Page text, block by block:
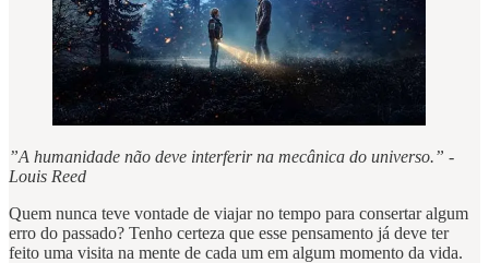
⁠”A humanidade não deve interferir na mecânica do universo.” -
Louis Reed
Quem nunca teve vontade de viajar no tempo para consertar algum
erro do passado? Tenho certeza que esse pensamento já deve ter
feito uma visita na mente de cada um em algum momento da vida.